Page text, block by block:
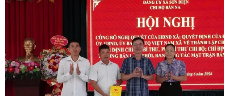
TIN LIÊN QUAN